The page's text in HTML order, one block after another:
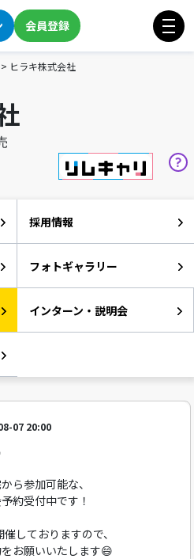
会員登録
> ヒラキ株式会社
採用情報
フォトギャラリー
インターン・説明会
07 20:00
ら参加可能な、
約受付中です！
しておりますので、
お願いいたします😄